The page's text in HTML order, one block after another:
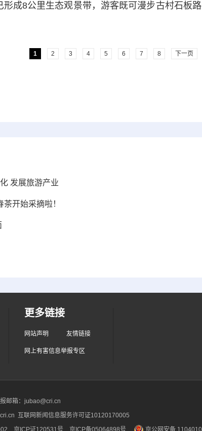
成8公里生态观景带，游客既可漫步古村石板
1 2 3 4 5 6 7 8 下一页
发展旅游产业
开始采摘啦！
更多链接
网站声明 友情链接
网上有害信息举报专区
邮箱：jubao@cri.cn
互联网新闻信息服务许可证10120170005
京ICP证120531号 京ICP备05064898号 京公网安备